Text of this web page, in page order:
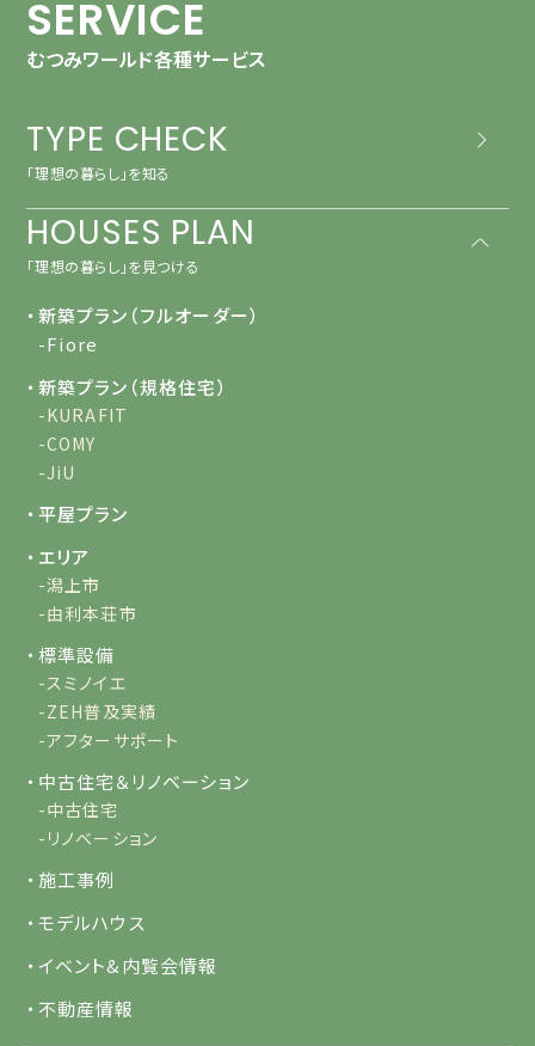
SERVICE
むつみワールド各種サービス
TYPE CHECK
「理想の暮らし」を知る
HOUSES PLAN
「理想の暮らし」を見つける
・新築プラン（フルオーダー）
-Fiore
・新築プラン（規格住宅）
-KURAFIT
-COMY
-JiU
・平屋プラン
・エリア
-潟上市
-由利本荘市
・標準設備
-スミノイエ
-ZEH普及実績
-アフターサポート
・中古住宅＆リノベーション
-中古住宅
-リノベーション
・施工事例
・モデルハウス
・イベント&内覧会情報
・不動産情報